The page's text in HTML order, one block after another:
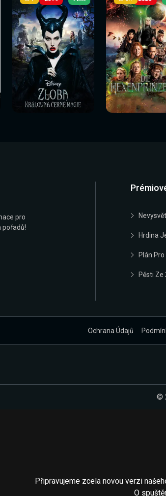
Sledovat
nyní
Sledovat nyní
Sledovat
nyní
Sledovat nyní
pro
pořadů!
Hrdina
Plán
Pěsti Ze
Ochrana Údajů
©
Připravujeme zcela novou verzi
O